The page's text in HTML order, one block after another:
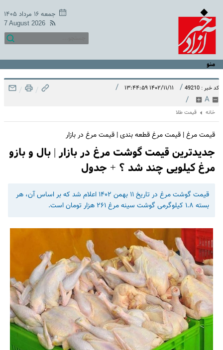
جمعه ۱۶ مرداد ۱۴۰۵
7 August 2026
منو
کد خبر : 49210 / ۱۴۰۲/۱۱/۱۱ ۱۳:۴۴:۵۹ /
A
/
/
/
خانه قیمت طلا
قیمت مرغ | قیمت مرغ قطعه بندی | قیمت مرغ در بازار
جدیدترین قیمت گوشت مرغ در بازار | بال و بازو
مرغ کیلویی چند شد ؟ + جدول
قیمت گوشت مرغ در تاریخ ۱۱ بهمن ۱۴۰۲ اعلام شد که بر اساس آن، هر
بسته ۱.۸ کیلوگرمی گوشت سینه مرغ ۲۶۱ هزار تومان است.